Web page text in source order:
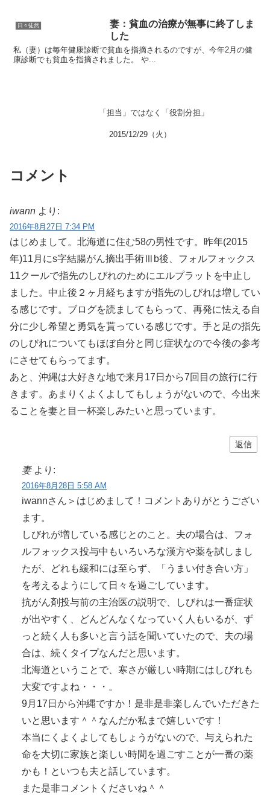
日々徒然
妻：貧血の治療が無事に終了しま
した
私（妻）は毎年健康診断で貧血を指摘されるのですが、今年2月の健
康診断でも貧血を指摘されました。 や...
「担当」ではなく「役割分担」
2015/12/29（火）
コメント
iwann より:
2016年8月27日 7:34 PM
はじめまして。北海道に住む58の男性です。昨年(2015
年)11月にs字結腸がん摘出手術Ⅲb後、フォルフォックス
11クールで指先のしびれのためにエルプラットを中止し
ました。中止後２ヶ月経ちますが指先のしびれは増してい
る感じです。ブログを読ましてもらって、再発に怯える自
分に少し希望と勇気を貰っている感じです。手と足の指先
のしびれについてもほぼ自分と同じ症状なので今後の参考
にさせてもらってます。
あと、沖縄は大好きな地で来月17日から7回目の旅行に行
きます。あまりくよくよしてもしょうがないので、今出来
ることを妻と目一杯楽しみたいと思っています。
返信
妻 より:
2016年8月28日 5:58 AM
iwannさん＞はじめまして！コメントありがとうござい
ます。
しびれが増している感じとのこと。夫の場合は、フォ
ルフォックス投与中もいろいろな漢方や薬を試しまし
たが、どれも緩和には至らず、「うまい付き合い方」
を考えるようにして日々を過ごしています。
抗がん剤投与前の主治医の説明で、しびれは一番症状
が出やすく、どんどんなくなっていく人もいるが、ず
っと続く人も多いと言う話を聞いていたので、夫の場
合は、続くタイプなんだと思います。
北海道ということで、寒さが厳しい時期にはしびれも
大変ですよね・・・。
9月17日から沖縄ですか！是非是非楽しんでいただきた
いと思います＾＾なんだか私まで嬉しいです！
本当にくよくよしてもしょうがないので、与えられた
命を大切に家族と楽しい時間を過ごすことが一番の薬
かも！といつも夫と話しています。
また是非コメントくださいね＾＾